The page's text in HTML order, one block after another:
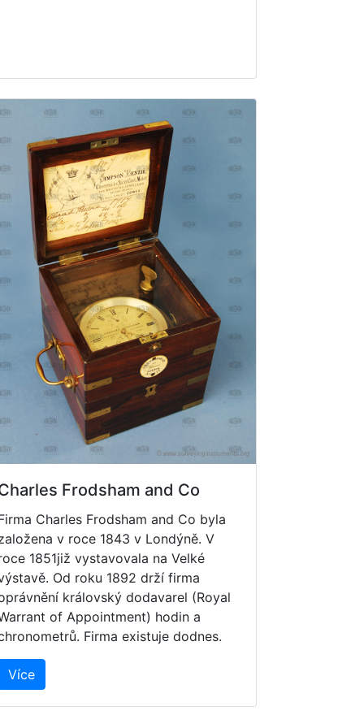
Frodsham and Co
Charles Frodsham and Co byla
v roce 1843 v Londýně. V
1851již vystavovala na Velké
Od roku 1892 drží firma
královský dodavarel (Royal
of Appointment) hodin a
Firma existuje dodnes.
Více